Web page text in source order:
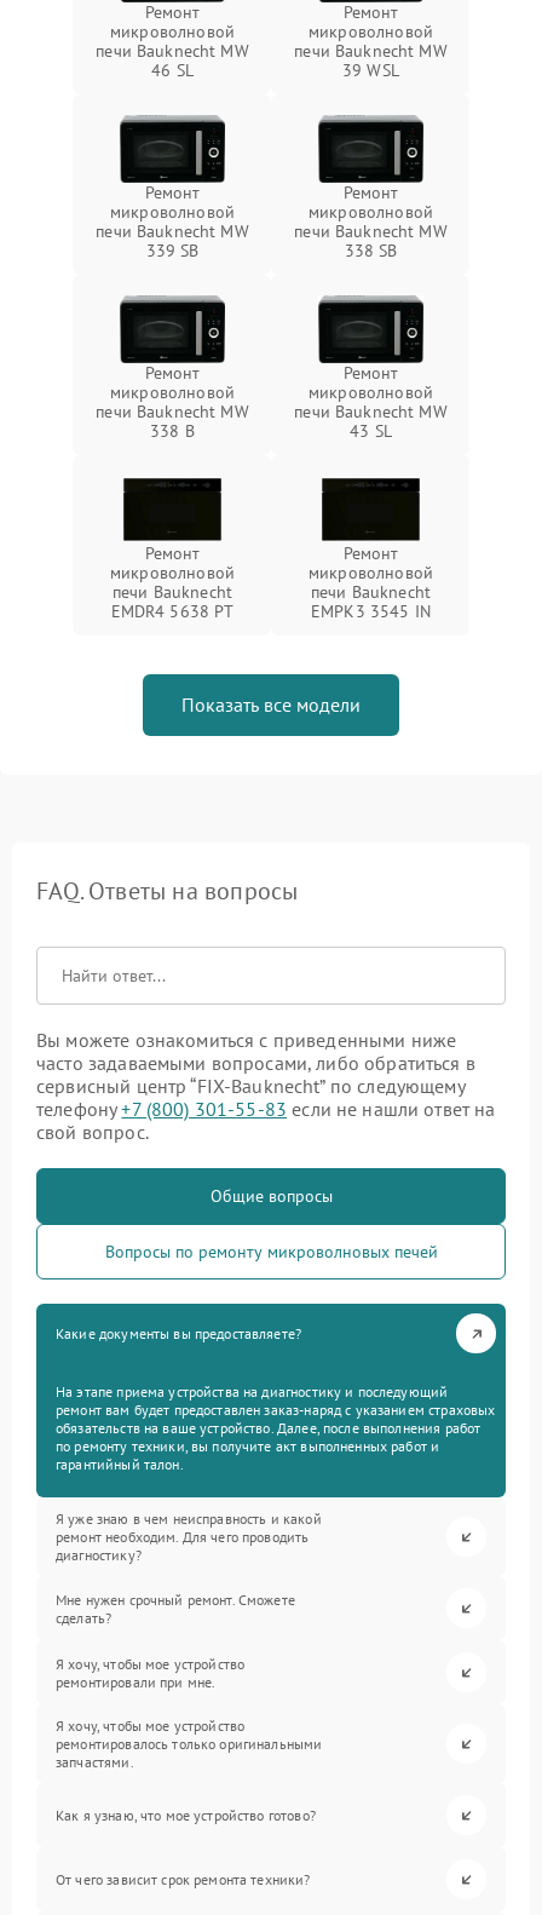
Ремонт
микроволновой
печи Bauknecht MW
46 SL
Ремонт
микроволновой
печи Bauknecht MW
39 WSL
Ремонт
микроволновой
печи Bauknecht MW
339 SB
Ремонт
микроволновой
печи Bauknecht MW
338 SB
Ремонт
микроволновой
печи Bauknecht MW
338 B
Ремонт
микроволновой
печи Bauknecht MW
43 SL
Ремонт
микроволновой
печи Bauknecht
EMDR4 5638 PT
Ремонт
микроволновой
печи Bauknecht
EMPK3 3545 IN
Показать все модели
FAQ. Ответы на вопросы
Вы можете ознакомиться с приведенными ниже
часто задаваемыми вопросами, либо обратиться в
сервисный центр “FIX-Bauknecht” по следующему
телефону+7 (800) 301-55-83 если не нашли ответ на
свой вопрос.
Общие вопросы
Вопросы по ремонту микроволновых печей
Какие документы вы предоставляете?
На этапе приема устройства на диагностику и последующий
ремонт вам будет предоставлен заказ-наряд с указанием страховых
обязательств на ваше устройство. Далее, после выполнения работ
по ремонту техники, вы получите акт выполненных работ и
гарантийный талон.
Я уже знаю в чем неисправность и какой
ремонт необходим. Для чего проводить
диагностику?
Мне нужен срочный ремонт. Сможете
сделать?
Я хочу, чтобы мое устройство
ремонтировали при мне.
Я хочу, чтобы мое устройство
ремонтировалось только оригинальными
запчастями.
Как я узнаю, что мое устройство готово?
От чего зависит срок ремонта техники?